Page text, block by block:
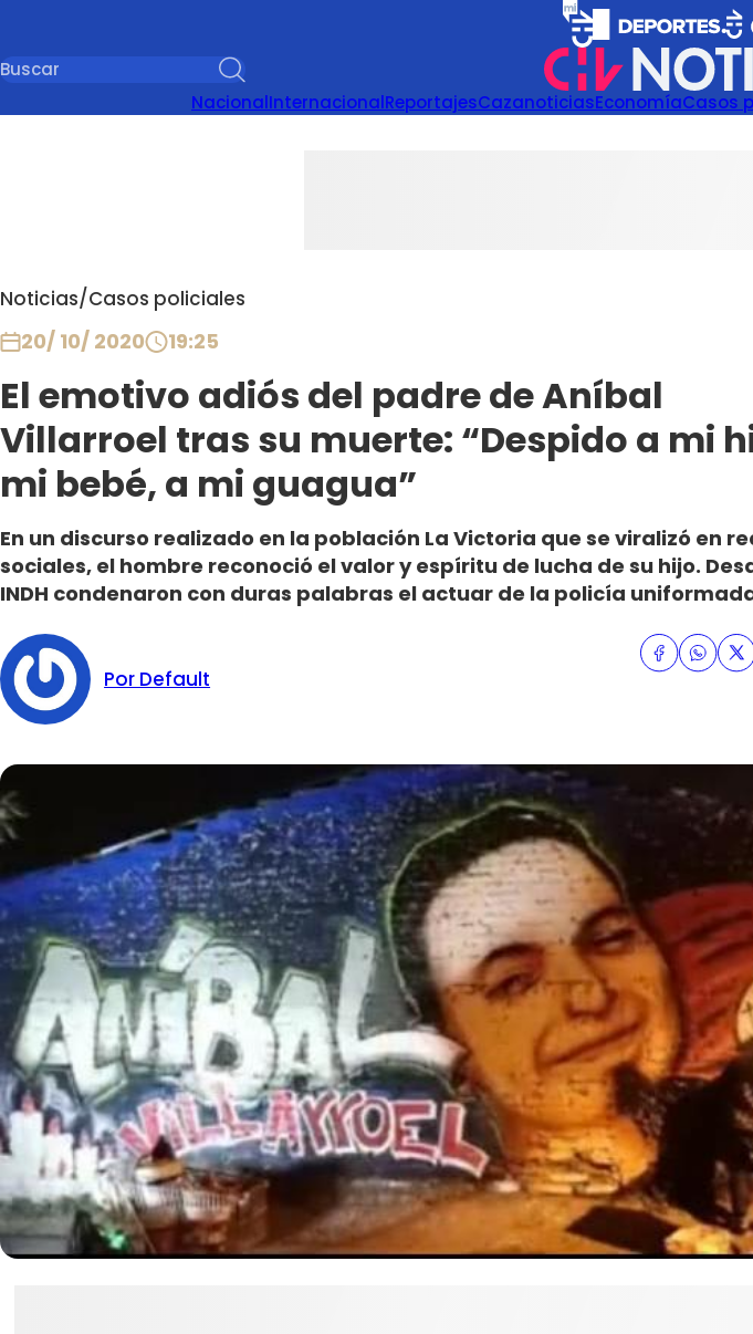
NacionalInternacionalReportajesCazanoticiasEconomíaCasos
Noticias/Casos policiales
20/ 10/ 2020 19:25
El emotivo adiós del padre de Aníbal
Villarroel tras su muerte: “Despido a mi
mi bebé, a mi guagua”
En un discurso realizado en la población La Victoria que se viralizó en
sociales, el hombre reconoció el valor y espíritu de lucha de su hijo.
INDH condenaron con duras palabras el actuar de la policía
Por Default